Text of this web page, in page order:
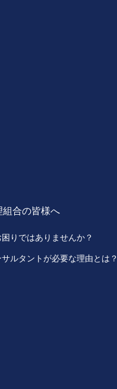
組合の皆様へ
りではありませんか？
ルタントが必要な理由とは？